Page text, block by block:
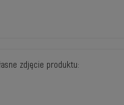
zdjęcie produktu: